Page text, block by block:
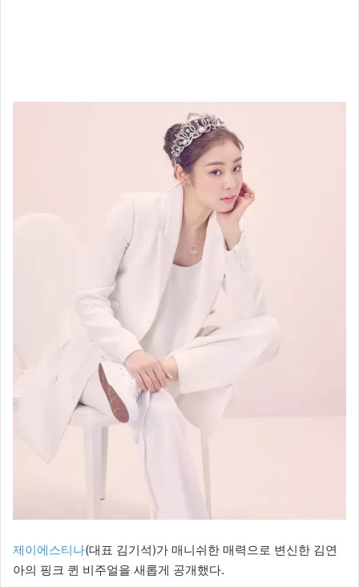
제이에스티나(대표 김기석)가 매니쉬한 매력으로 변신한 김연
아의 핑크 퀸 비주얼을 새롭게 공개했다.